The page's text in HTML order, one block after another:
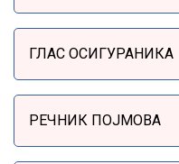
ГЛАС ОСИГУРАНИКА
РЕЧНИК ПОЈМОВА